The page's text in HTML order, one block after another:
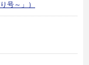
号～」）